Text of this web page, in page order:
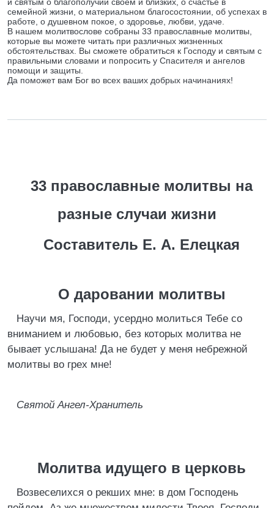
семейной жизни, о материальном благосостоянии, об успехах в
работе, о душевном покое, о здоровье, любви, удаче.
В нашем молитвослове собраны 33 православные молитвы,
которые вы можете читать при различных жизненных
обстоятельствах. Вы сможете обратиться к Господу и святым с
правильными словами и попросить у Спасителя и ангелов
помощи и защиты.
Да поможет вам Бог во всех ваших добрых начинаниях!
33 православные молитвы на
разные случаи жизни
Составитель Е. А. Елецкая
О даровании молитвы
Научи мя, Господи, усердно молиться Тебе со
вниманием и любовью, без которых молитва не
бывает услышана! Да не будет у меня небрежной
молитвы во грех мне!
Святой Ангел-Хранитель
Молитва идущего в церковь
Возвеселихся о рекших мне: в дом Господень